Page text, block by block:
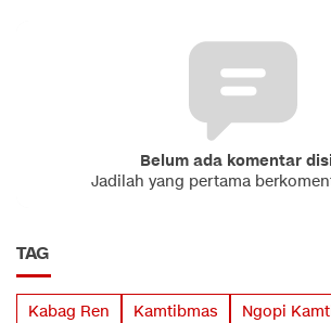
Belum ada komentar
Jadilah yang pertama
TAG
Kabag Ren Kamtibmas
Ngopi